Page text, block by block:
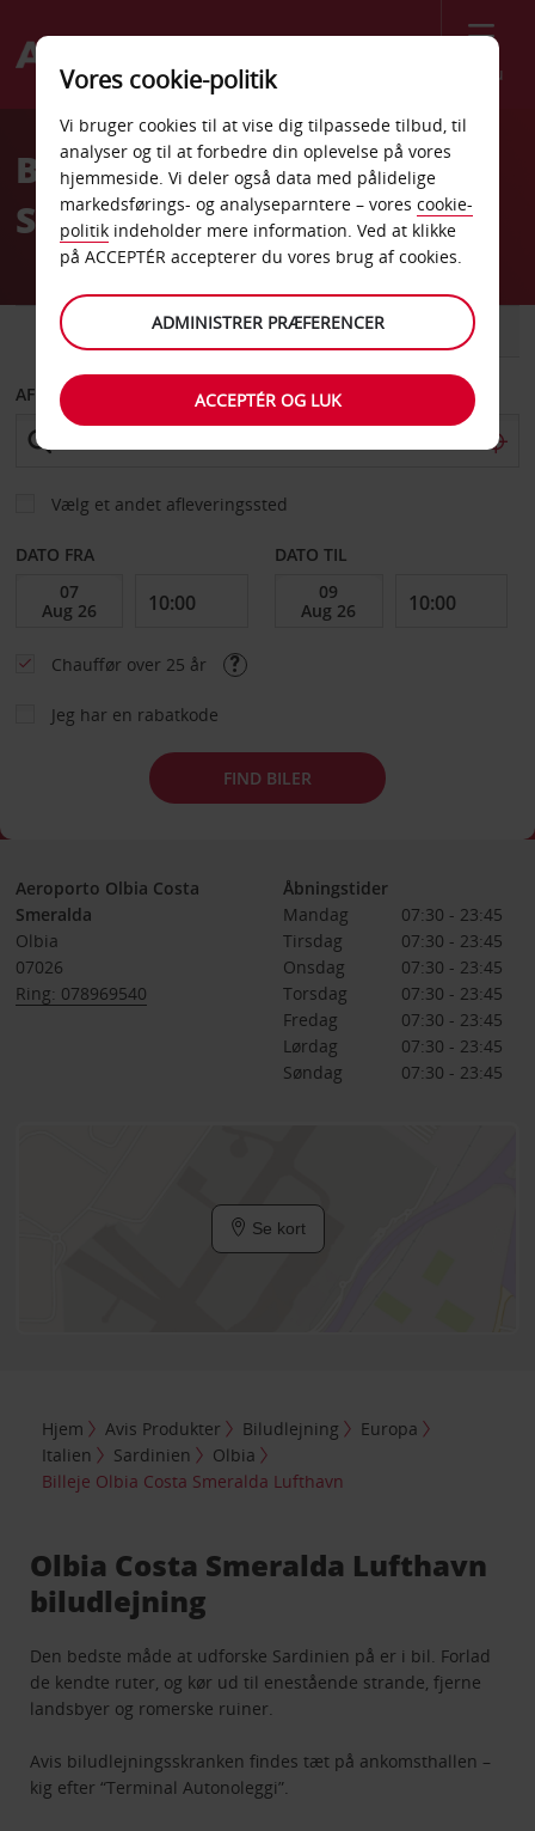
Menu
Welcome
AvisBilleje Olbia Costa
Smeralda Lufthavn
VAREVOGN
AFHENT FRA
Vælg et andet afleveringssted
DATO FRA DATO TIL
Chauffør over 25 år
Jeg har en rabatkode
FIND BILER
Aeroporto Olbia Costa
Smeralda
Olbia
07026
Ring: 078969540
Åbningstider
Mandag
07:30 - 23:45
Tirsdag
07:30 - 23:45
Onsdag
07:30 - 23:45
Torsdag
07:30 - 23:45
Fredag
07:30 - 23:45
Lørdag
07:30 - 23:45
Søndag
07:30 - 23:45
Se kort
Hjem Avis Produkter Biludlejning
Europa
Italien
Sardinien
Olbia
Billeje Olbia Costa Smeralda Lufthavn
Olbia Costa Smeralda Lufthavn
biludlejning
Den bedste måde at udforske Sardinien på er i bil. Forlad
de kendte ruter, og kør ud til enestående strande, fjerne
landsbyer og romerske ruiner.
Avis biludlejningsskranken findes tæt på ankomsthallen –
kig efter “Terminal Autonoleggi”.
Vores cookie-politik
Vi bruger cookies til at vise dig tilpassede tilbud, til
analyser og til at forbedre din oplevelse på vores
hjemmeside. Vi deler også data med pålidelige
markedsførings- og analyseparntere – vores cookie-
politik indeholder mere information. Ved at klikke
på ACCEPTÉR accepterer du vores brug af cookies.
ADMINISTRER PRÆFERENCER
ACCEPTÉR OG LUK